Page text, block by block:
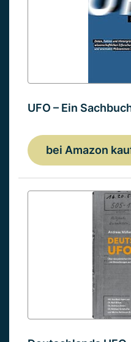
UFO – Ein
bei Amazon